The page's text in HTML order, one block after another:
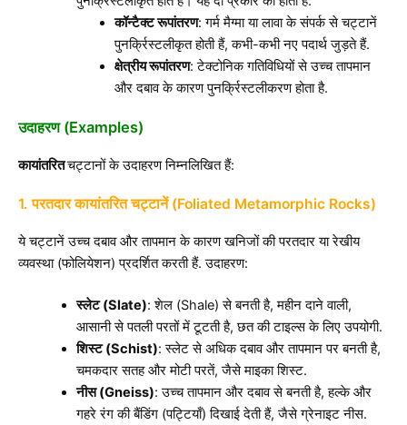
कॉन्टैक्ट रूपांतरण: गर्म मैग्मा या लावा के संपर्क से चट्टानें
पुनर्क्रिस्टलीकृत होती हैं, कभी-कभी नए पदार्थ जुड़ते हैं.
क्षेत्रीय रूपांतरण: टेक्टोनिक गतिविधियों से उच्च तापमान
और दबाव के कारण पुनर्क्रिस्टलीकरण होता है.
उदाहरण (Examples)
कायांतरितचट्टानों के उदाहरण निम्नलिखित हैं:
1.परतदार कायांतरित चट्टानें(Foliated Metamorphic Rocks)
ये चट्टानें उच्च दबाव और तापमान के कारण खनिजों की परतदार या रेखीय
व्यवस्था (फोलियेशन) प्रदर्शित करती हैं. उदाहरण:
स्लेट (Slate): शेल (Shale) से बनती है, महीन दाने वाली,
आसानी से पतली परतों में टूटती है, छत की टाइल्स के लिए उपयोगी.
शिस्ट (Schist): स्लेट से अधिक दबाव और तापमान पर बनती है,
चमकदार सतह और मोटी परतें, जैसे माइका शिस्ट.
नीस (Gneiss): उच्च तापमान और दबाव से बनती है, हल्के और
गहरे रंग की बैंडिंग (पट्टियाँ) दिखाई देती हैं, जैसे ग्रेनाइट नीस.